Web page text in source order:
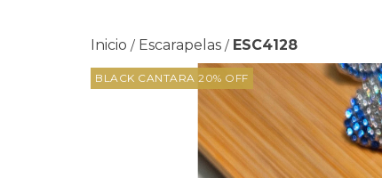
Inicio / Escarapelas / ESC4128
BLACK CANTARA 20% OFF